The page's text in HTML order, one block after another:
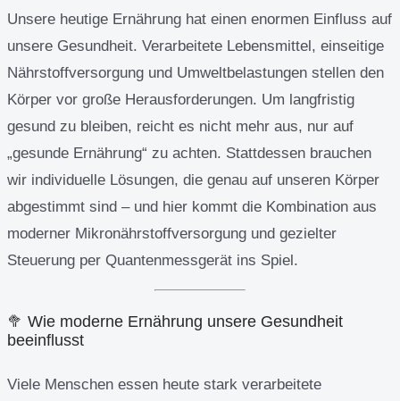
Unsere heutige Ernährung hat einen enormen Einfluss auf
unsere Gesundheit. Verarbeitete Lebensmittel, einseitige
Nährstoffversorgung und Umweltbelastungen stellen den
Körper vor große Herausforderungen. Um langfristig
gesund zu bleiben, reicht es nicht mehr aus, nur auf
„gesunde Ernährung“ zu achten. Stattdessen brauchen
wir individuelle Lösungen, die genau auf unseren Körper
abgestimmt sind – und hier kommt die Kombination aus
moderner Mikronährstoffversorgung und gezielter
Steuerung per Quantenmessgerät ins Spiel.
🥦 Wie moderne Ernährung unsere Gesundheit
beeinflusst
Viele Menschen essen heute stark verarbeitete